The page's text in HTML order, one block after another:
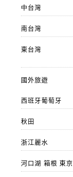
中台灣
南台灣
東台灣
國外旅遊
西班牙葡萄牙
秋田
浙江麗水
河口湖 箱根 東京